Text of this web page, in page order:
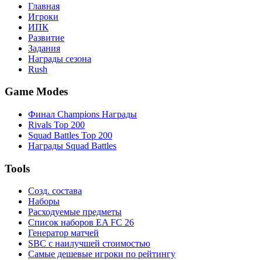
Главная
Игроки
ИПК
Развитие
Задания
Награды сезона
Rush
Game Modes
Финал Champions Награды
Rivals Top 200
Squad Battles Top 200
Награды Squad Battles
Tools
Созд. состава
Наборы
Расходуемые предметы
Список наборов EA FC 26
Генератор матчей
SBC с наилучшей стоимостью
Самые дешевые игроки по рейтингу